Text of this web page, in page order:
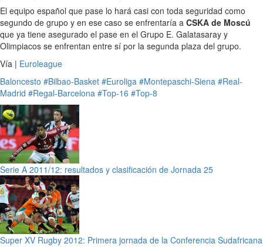
El equipo español que pase lo hará casi con toda seguridad como
segundo de grupo y en ese caso se enfrentaría a CSKA de Moscú
que ya tiene asegurado el pase en el Grupo E. Galatasaray y
Olimpiacos se enfrentan entre sí por la segunda plaza del grupo.
Vía | Euroleague
Baloncesto #Bilbao-Basket #Euroliga #Montepaschi-Siena #Real-
Madrid #Regal-Barcelona #Top-16 #Top-8
Serie A 2011/12: resultados y clasificación de Jornada 25
Super XV Rugby 2012: Primera jornada de la Conferencia Sudafricana